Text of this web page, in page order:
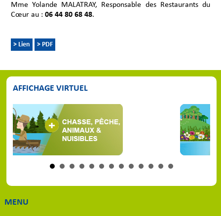
Mme Yolande MALATRAY, Responsable des Restaurants du
Cœur au : 06 44 80 68 48.
> Lien > PDF
AFFICHAGE VIRTUEL
MENU